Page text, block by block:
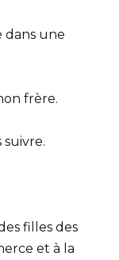
dans une
frère.
suivre.
filles des
et à la